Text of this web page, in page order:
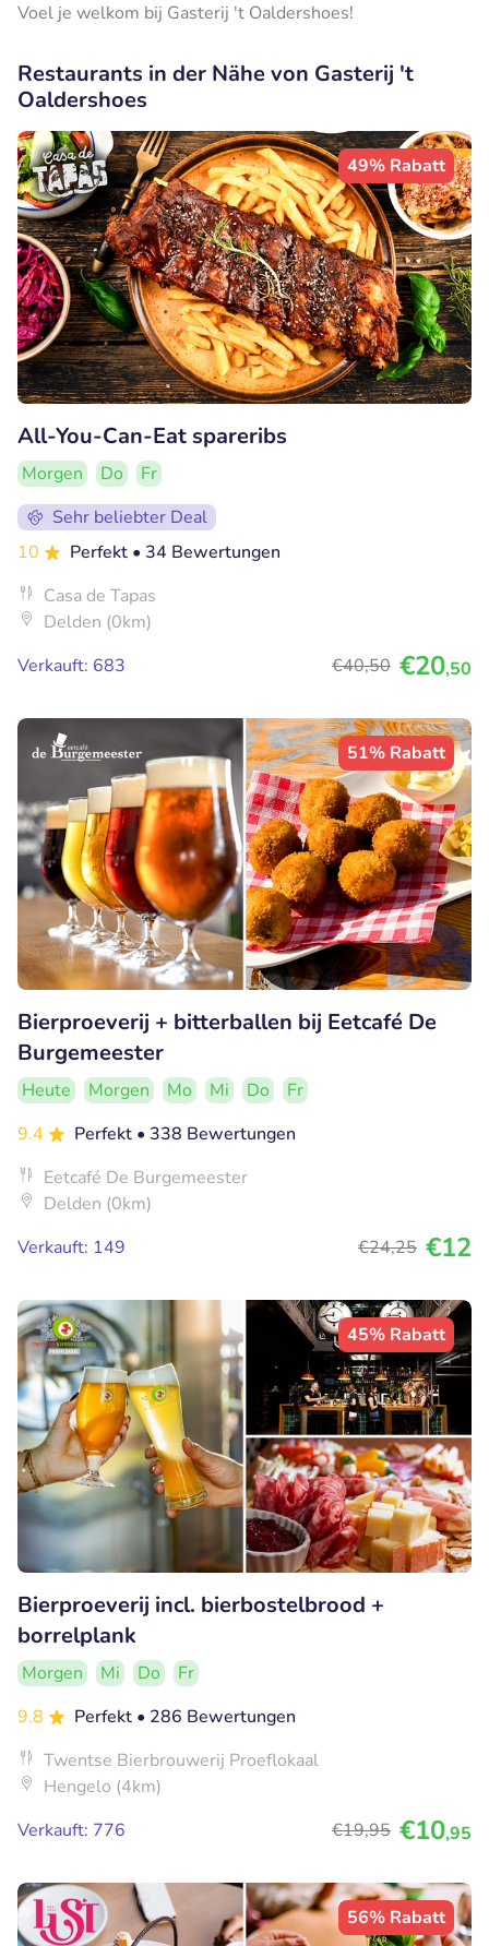
Voel je welkom bij Gasterij 't Oaldershoes!
Restaurants in der Nähe von Gasterij 't
Oaldershoes
49% Rabatt
All-You-Can-Eat spareribs
Morgen Do
Fr
Sehr beliebter Deal
10
Perfekt • 34 Bewertungen
Casa de Tapas
Delden (0km)
Verkauft: 683
€40,50 €20,50
51% Rabatt
Bierproeverij + bitterballen bij Eetcafé De
Burgemeester
Heute Morgen Mo Mi Do
Fr
9.4
Perfekt • 338 Bewertungen
Eetcafé De Burgemeester
Delden (0km)
Verkauft: 149
€24,25 €12
45% Rabatt
Bierproeverij incl. bierbostelbrood +
borrelplank
Morgen Mi Do
Fr
9.8
Perfekt • 286 Bewertungen
Twentse Bierbrouwerij Proeflokaal
Hengelo (4km)
Verkauft: 776
€19,95 €10,95
56% Rabatt